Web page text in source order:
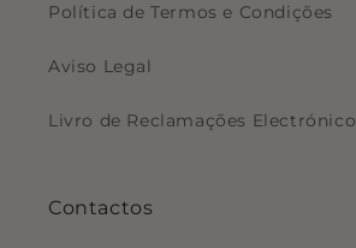
Política de Termos e Condições
Aviso Legal
Livro de Reclamações Electrónico
Contactos